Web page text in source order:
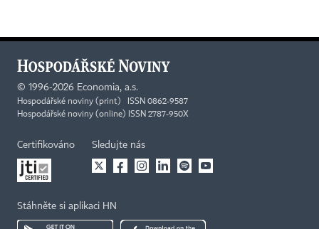
© 1996-2026 Economia, a.s.
Hospodářské noviny (print) ISSN 0862-9587
Hospodářské noviny (online) ISSN 2787-950X
Certifikováno Sledujte nás
Stáhněte si aplikaci HN